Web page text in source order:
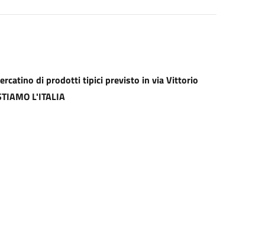
di prodotti tipici previsto in via Vittorio
L'ITALIA